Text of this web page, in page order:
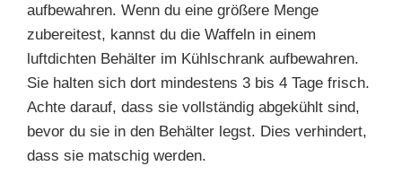
aufbewahren. Wenn du eine größere Menge
zubereitest, kannst du die Waffeln in einem
luftdichten Behälter im Kühlschrank aufbewahren.
Sie halten sich dort mindestens 3 bis 4 Tage frisch.
Achte darauf, dass sie vollständig abgekühlt sind,
bevor du sie in den Behälter legst. Dies verhindert,
dass sie matschig werden.